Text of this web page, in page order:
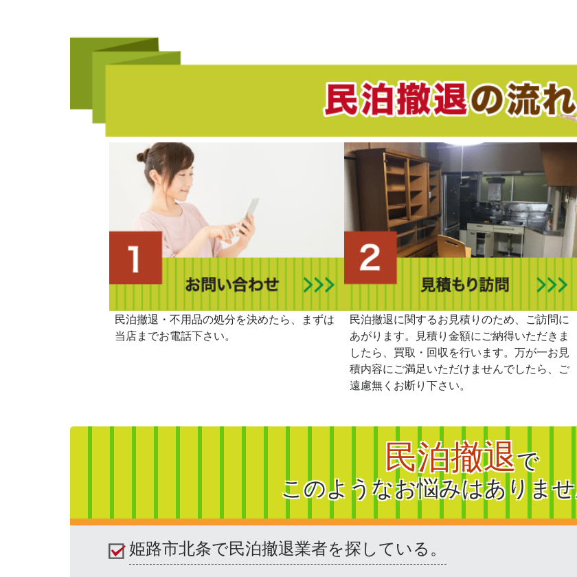
民泊撤退・不用品の処分を決めたら、まずは
当店までお電話下さい。
民泊撤退に関するお見積りのため、ご訪問に
あがります。見積り金額にご納得いただきま
したら、買取・回収を行います。万が一お見
積内容にご満足いただけませんでしたら、ご
遠慮無くお断り下さい。
民泊撤退で
このようなお悩みはありま
姫路市北条で民泊撤退業者を探している。